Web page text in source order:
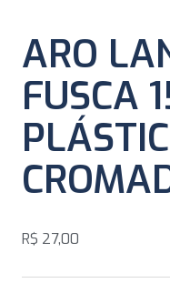
ARO
FUSCA
R$ 27,00